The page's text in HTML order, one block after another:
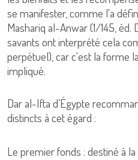
se manifester, comme l'a
Mashariq al-Anwar (1/145,
savants ont interprété cela
perpétuel), car c'est la forme
impliqué.
Dar al-Ifta d’Égypte
distincts à cet égard :
Le premier fonds : destiné à